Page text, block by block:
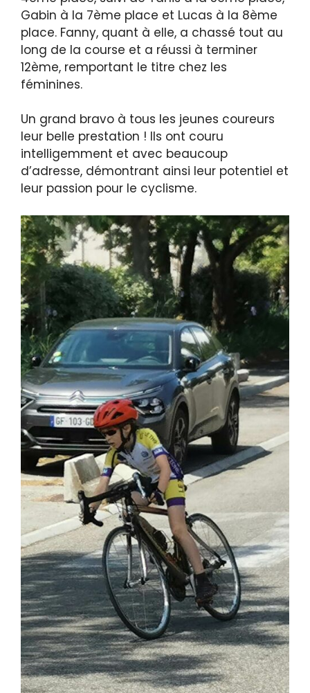
Gabin à la 7ème place et Lucas à la 8ème
place. Fanny, quant à elle, a chassé tout au
long de la course et a réussi à terminer
12ème, remportant le titre chez les
féminines.
Un grand bravo à tous les jeunes coureurs
leur belle prestation ! Ils ont couru
intelligemment et avec beaucoup
d’adresse, démontrant ainsi leur potentiel et
leur passion pour le cyclisme.